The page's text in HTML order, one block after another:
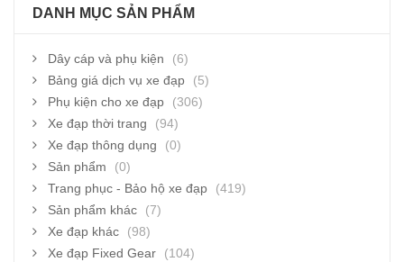
DANH MỤC SẢN PHẨM
Dây cáp và phụ kiện
(6)
Bảng giá dịch vụ xe đạp
(5)
Phụ kiện cho xe đạp
(306)
Xe đạp thời trang
(94)
Xe đạp thông dụng
(0)
Sản phẩm
(0)
Trang phục - Bảo hộ xe đạp
(419)
Sản phẩm khác
(7)
Xe đạp khác
(98)
Xe đạp Fixed Gear
(104)